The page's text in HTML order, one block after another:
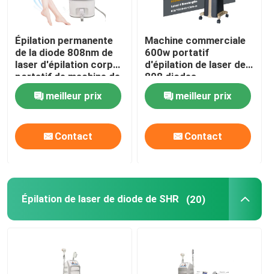
Épilation permanente
de la diode 808nm de
laser d'épilation corps
portatif de machine de
plein
meilleur prix
Contact
Machine commerciale
600w portatif
d'épilation de laser de
808 diodes
meilleur prix
Contact
Épilation de laser de diode de SHR (20)